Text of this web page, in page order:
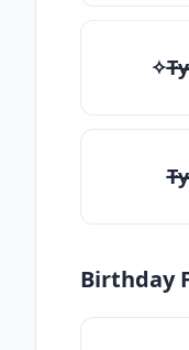
Birthday